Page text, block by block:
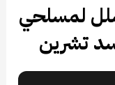
لمسلحي
تشرين